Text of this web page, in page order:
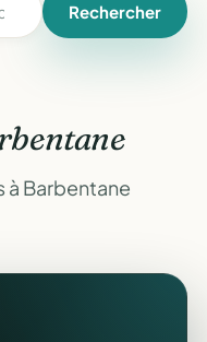
Rechercher
à Barbentane